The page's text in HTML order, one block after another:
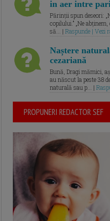
in aer intre
Părinții spun deseori:
copilului.” „Ne
să... | Raspunde | Vezi
Naștere
cezariană
Bună, Dragi mămici,
au născut la peste 38
naturală sau p... |
PROPUNERI REDACTOR SEF